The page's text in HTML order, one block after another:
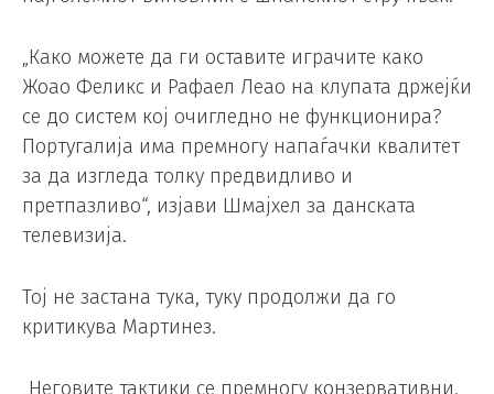
„Како можете да ги оставите играчите како
Жоао Феликс и Рафаел Леао на клупата држејќи
се до систем кој очигледно не функционира?
Португалија има премногу напаѓачки квалитет
за да изгледа толку предвидливо и
претпазливо“, изјави Шмајхел за данската
телевизија.
Тој не застана тука, туку продолжи да го
критикува Мартинез.
„Неговите тактики се премногу конзервативни.